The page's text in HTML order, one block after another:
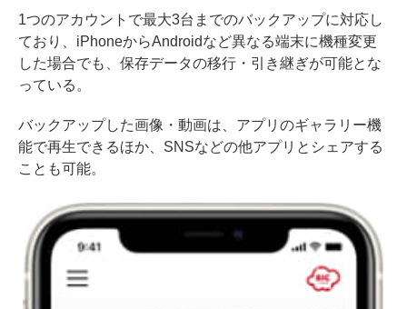
1つのアカウントで最大3台までのバックアップに対応し
ており、iPhoneからAndroidなど異なる端末に機種変更
した場合でも、保存データの移行・引き継ぎが可能とな
っている。
バックアップした画像・動画は、アプリのギャラリー機
能で再生できるほか、SNSなどの他アプリとシェアする
ことも可能。